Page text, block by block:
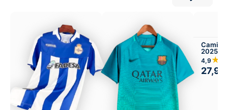
2025-
Infantil
4,9
27,99